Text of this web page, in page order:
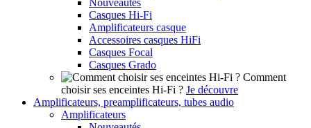
Casques Hi-Fi
Amplificateurs casque
Accessoires casques HiFi
Casques Focal
Casques Grado
Comment
choisir ses enceintes Hi-Fi ? Je découvre
Amplificateurs, preamplificateurs, tubes audio
Amplificateurs